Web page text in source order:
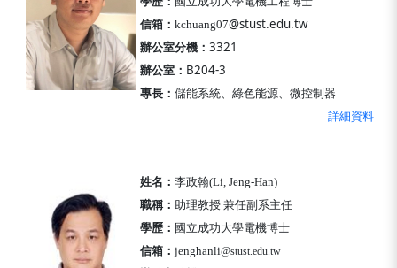
信箱： kchuang07@stust.edu.tw
辦公室分機： 3321
辦公室： B204-3
專長： 儲能系統、綠色能源、微控制器
詳細資料
姓名： 李政翰(Li, Jeng-Han)
職稱： 助理教授 兼任副系主任
學歷： 國立成功大學電機博士
信箱： jenghanli@stust.edu.tw